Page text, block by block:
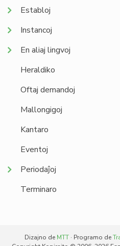
Establoj
Instancoj
En aliaj lingvoj
Heraldiko
Oftaj demandoj
Mallongigoj
Kantaro
Eventoj
Periodaĵoj
Terminaro
Dizajno de MTT· Programo de